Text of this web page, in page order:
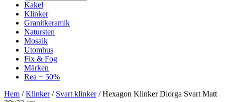
Kakel
Klinker
Granitkeramik
Natursten
Mosaik
Utomhus
Fix & Fog
Märken
Rea − 50%
Hem /Klinker/ Svart klinker/Hexagon Klinker Diorga Svart Matt